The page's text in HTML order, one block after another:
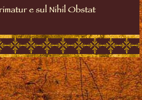
e sul Nihil Obstat